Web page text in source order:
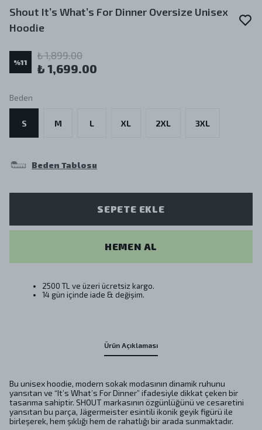
Shout It’s What’s For Dinner Oversize Unisex
Hoodie
%11
₺ 1,899.00
₺ 1,699.00
Beden
S M L XL 2XL 3XL
Beden Tablosu
SEPETE EKLE
HEMEN AL
2500 TL ve üzeri ücretsiz kargo.
14 gün içinde iade & değişim.
Ürün Açıklaması
Bu unisex hoodie, modern sokak modasının dinamik ruhunu
yansıtan ve “It’s What’s For Dinner” ifadesiyle dikkat çeken bir
tasarıma sahiptir. SHOUT markasının özgünlüğünü ve cesaretini
yansıtan bu parça, Jägermeister esintili ikonik geyik figürü ile
birleşerek, hem şıklığı hem de rahatlığı bir arada sunmaktadır.